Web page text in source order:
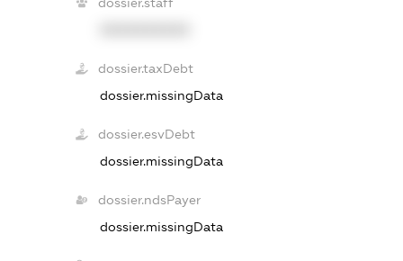
dossier.taxDebt
dossier.missingData
dossier.esvDebt
dossier.missingData
dossier.ndsPayer
dossier.missingData